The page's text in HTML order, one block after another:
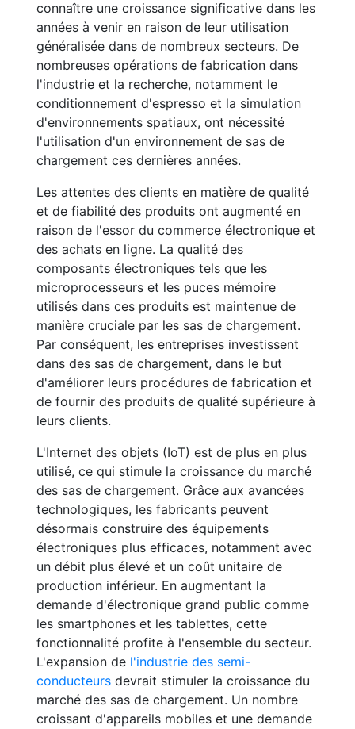
connaître une croissance significative dans les
années à venir en raison de leur utilisation
généralisée dans de nombreux secteurs. De
nombreuses opérations de fabrication dans
l'industrie et la recherche, notamment le
conditionnement d'espresso et la simulation
d'environnements spatiaux, ont nécessité
l'utilisation d'un environnement de sas de
chargement ces dernières années.
Les attentes des clients en matière de qualité
et de fiabilité des produits ont augmenté en
raison de l'essor du commerce électronique et
des achats en ligne. La qualité des
composants électroniques tels que les
microprocesseurs et les puces mémoire
utilisés dans ces produits est maintenue de
manière cruciale par les sas de chargement.
Par conséquent, les entreprises investissent
dans des sas de chargement, dans le but
d'améliorer leurs procédures de fabrication et
de fournir des produits de qualité supérieure à
leurs clients.
L'Internet des objets (IoT) est de plus en plus
utilisé, ce qui stimule la croissance du marché
des sas de chargement. Grâce aux avancées
technologiques, les fabricants peuvent
désormais construire des équipements
électroniques plus efficaces, notamment avec
un débit plus élevé et un coût unitaire de
production inférieur. En augmentant la
demande d'électronique grand public comme
les smartphones et les tablettes, cette
fonctionnalité profite à l'ensemble du secteur.
L'expansion de l'industrie des semi-
conducteurs devrait stimuler la croissance du
marché des sas de chargement. Un nombre
croissant d'appareils mobiles et une demande